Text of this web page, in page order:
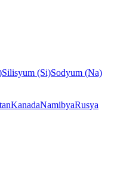
Silisyum (Si)Sodyum (Na)
KanadaNamibyaRusya